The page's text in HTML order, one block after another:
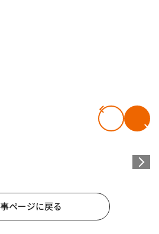
ページに戻る